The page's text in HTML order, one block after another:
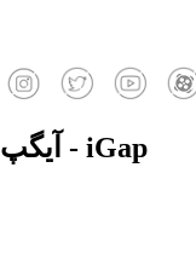
آیگپ - iGap